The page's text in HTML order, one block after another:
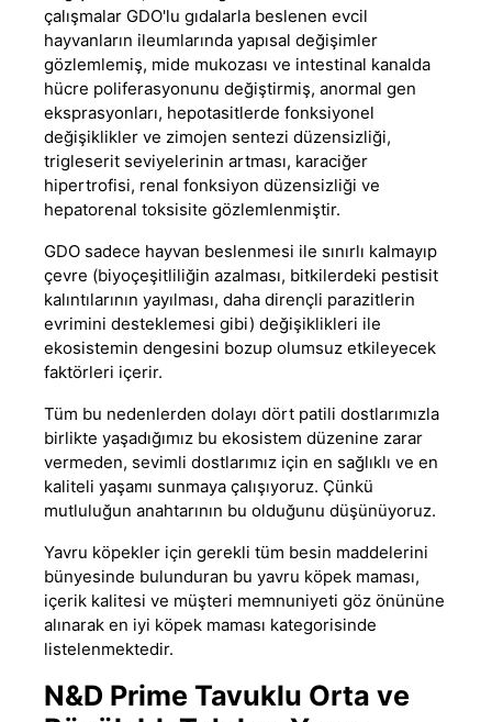
çalışmalar GDO'lu gıdalarla beslenen evcil
hayvanların ileumlarında yapısal değişimler
gözlemlemiş, mide mukozası ve intestinal kanalda
hücre poliferasyonunu değiştirmiş, anormal gen
eksprasyonları, hepotasitlerde fonksiyonel
değişiklikler ve zimojen sentezi düzensizliği,
trigleserit seviyelerinin artması, karaciğer
hipertrofisi, renal fonksiyon düzensizliği ve
hepatorenal toksisite gözlemlenmiştir.
GDO sadece hayvan beslenmesi ile sınırlı kalmayıp
çevre (biyoçeşitliliğin azalması, bitkilerdeki pestisit
kalıntılarının yayılması, daha dirençli parazitlerin
evrimini desteklemesi gibi) değişiklikleri ile
ekosistemin dengesini bozup olumsuz etkileyecek
faktörleri içerir.
Tüm bu nedenlerden dolayı dört patili dostlarımızla
birlikte yaşadığımız bu ekosistem düzenine zarar
vermeden, sevimli dostlarımız için en sağlıklı ve en
kaliteli yaşamı sunmaya çalışıyoruz. Çünkü
mutluluğun anahtarının bu olduğunu düşünüyoruz.
Yavru köpekler için gerekli tüm besin maddelerini
bünyesinde bulunduran bu yavru köpek maması,
içerik kalitesi ve müşteri memnuniyeti göz önününe
alınarak en iyi köpek maması kategorisinde
listelenmektedir.
N&D Prime Tavuklu Orta ve